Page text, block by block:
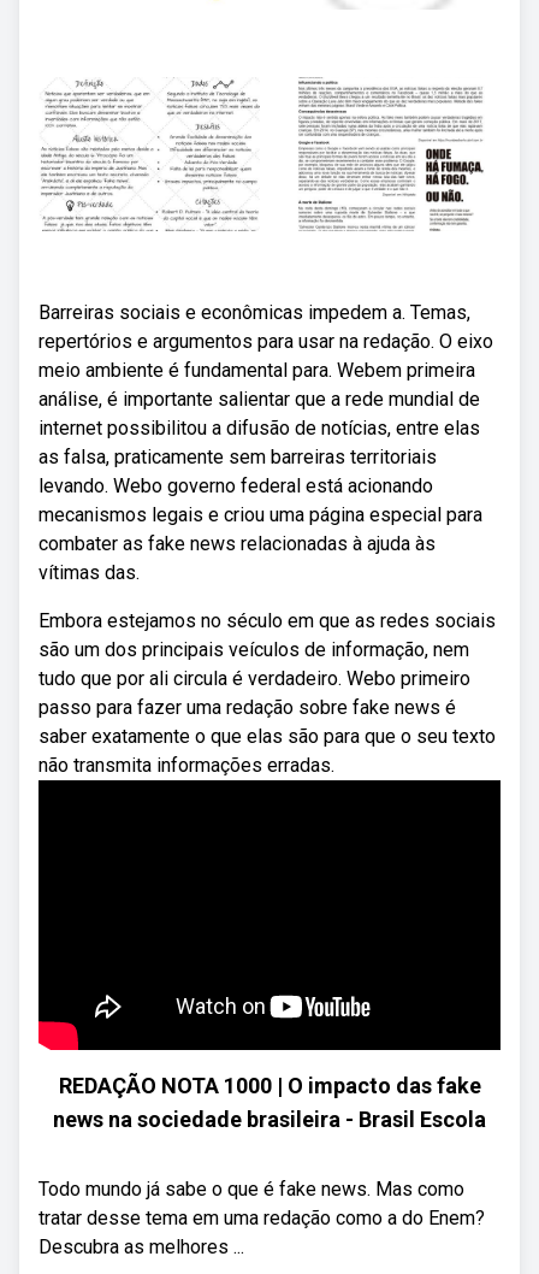
Barreiras sociais e econômicas impedem a. Temas,
repertórios e argumentos para usar na redação. O eixo
meio ambiente é fundamental para. Webem primeira
análise, é importante salientar que a rede mundial de
internet possibilitou a difusão de notícias, entre elas
as falsa, praticamente sem barreiras territoriais
levando. Webo governo federal está acionando
mecanismos legais e criou uma página especial para
combater as fake news relacionadas à ajuda às
vítimas das.
Embora estejamos no século em que as redes sociais
são um dos principais veículos de informação, nem
tudo que por ali circula é verdadeiro. Webo primeiro
passo para fazer uma redação sobre fake news é
saber exatamente o que elas são para que o seu texto
não transmita informações erradas.
REDAÇÃO NOTA 1000 | O impacto das fake
news na sociedade brasileira - Brasil Escola
Todo mundo já sabe o que é fake news. Mas como
tratar desse tema em uma redação como a do Enem?
Descubra as melhores ...